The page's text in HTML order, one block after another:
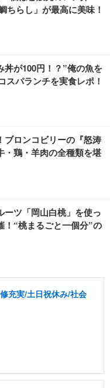
ちらし」が最高に美味！
丼が100円！？”俺の魚を
スパランチを実食レポ！
ブロンコビリーの『怒涛
・鶏・羊肉の全種類を堪
ーツ「岡山白桃」を使っ
！“桃まるごと一個分”の
充実/土日祝休み/社会